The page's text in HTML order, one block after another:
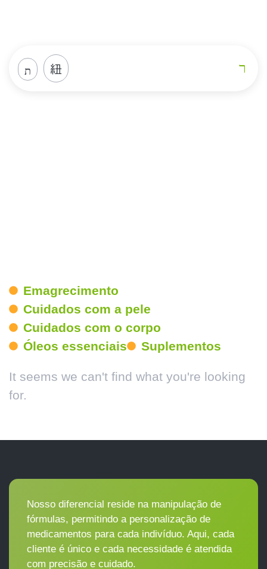
Emagrecimento
Cuidados com a pele
Cuidados com o corpo
Óleos essenciais
Suplementos
It seems we can't find what you're looking
for.
Nosso diferencial reside na manipulação de
fórmulas, permitindo a personalização de
medicamentos para cada indivíduo. Aqui, cada
cliente é único e cada necessidade é atendida
com precisão e cuidado.